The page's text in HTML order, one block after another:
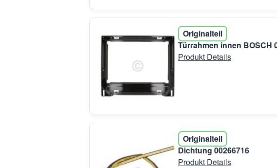
Originalteil
Türrahmen innen BOSCH
Produkt Details
Originalteil
Dichtung 00266716
Produkt Details